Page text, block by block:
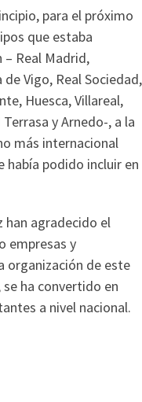
para el próximo
que estaba
Real Madrid,
Vigo, Real Sociedad,
Huesca, Villareal,
y Arnedo-, a la
más internacional
había podido incluir en
han agradecido el
empresas y
organización de este
ha convertido en
a nivel nacional.